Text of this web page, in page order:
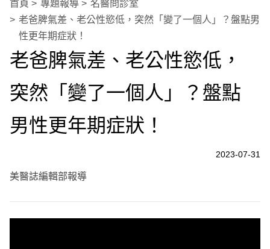
首頁 專題報導
名醫問診室
老爸脾氣差、老公性慾低，突然「變了一個人」？盤點男
性更年期症狀！
老爸脾氣差、老公性慾低，
突然「變了一個人」？盤點
男性更年期症狀！
2023-07-31
美醫誌編輯部報導